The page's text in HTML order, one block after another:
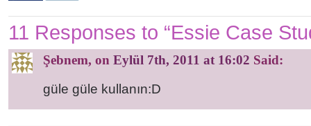
11 Responses to “Essie Case
Şebnem, on Eylül 7th, 2011 at 16:02 Said:
güle güle kullanın:D